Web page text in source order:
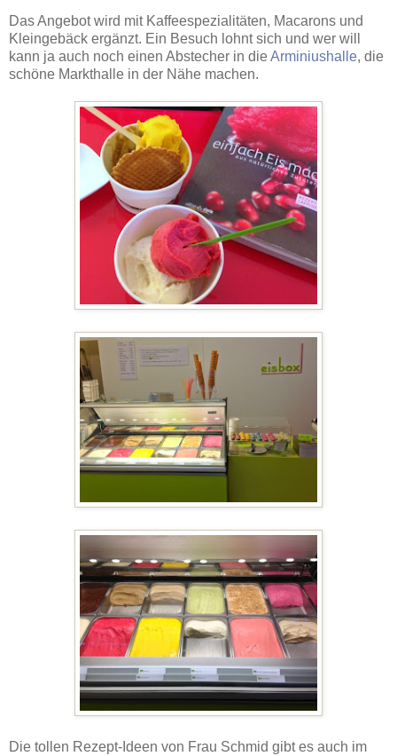
Das Angebot wird mit Kaffeespezialitäten, Macarons und
Kleingebäck ergänzt. Ein Besuch lohnt sich und wer will
kann ja auch noch einen Abstecher in dieArminiushalle, die
schöne Markthalle in der Nähe machen.
Die tollen Rezept-Ideen von Frau Schmid gibt es auch im